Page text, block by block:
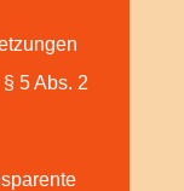
5 Abs. 2